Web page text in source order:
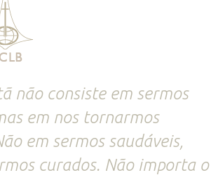
não consiste em sermos
em nos tornarmos
em sermos saudáveis,
curados. Não importa o